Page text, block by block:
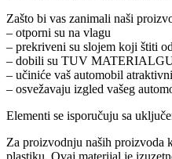
Zašto bi vas zanimali naši
– otporni su na vlagu
– prekriveni su slojem koji štiti
– dobili su TUV
– učiniće vaš automobil
– osvežavaju izgled vašeg
Elementi se isporučuju sa
Za proizvodnju naših proizvoda
plastiku. Ovaj materijal je